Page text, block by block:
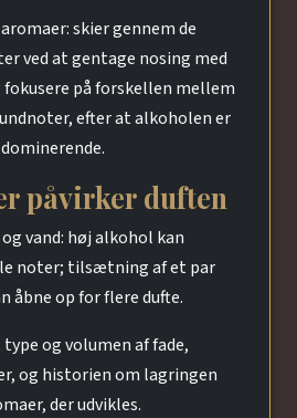
skier gennem de
ved at gentage nosing med
fokusere på forskellen mellem
efter at alkoholen er
påvirker duften
vand: høj alkohol kan
noter; tilsætning af et par
åbne op for flere dufte.
og volumen af fade,
og historien om lagringen
der udvikles.